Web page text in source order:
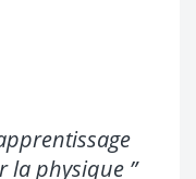
la physique ”